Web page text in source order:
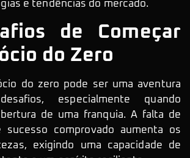
e tendências do mercado.
de Começar
do Zero
do zero pode ser uma aventura
especialmente quando
de uma franquia. A falta de
sucesso comprovado aumenta os
exigindo uma capacidade de